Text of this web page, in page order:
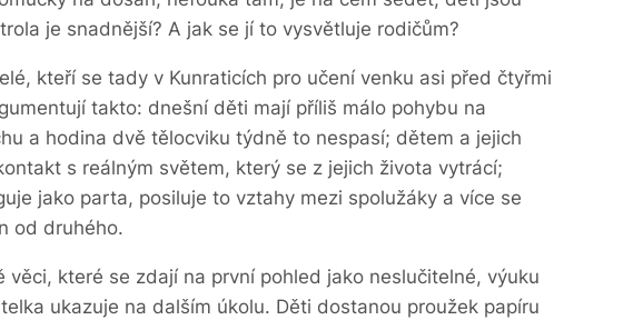
je snadnější? A jak se jí to vysvětluje rodičům?
kteří se tady v Kunraticích pro učení venku asi před čtyřmi
takto: dnešní děti mají příliš málo pohybu na
a hodina dvě tělocviku týdně to nespasí; dětem a jejich
s reálným světem, který se z jejich života vytrácí;
jako parta, posiluje to vztahy mezi spolužáky a více se
od druhého.
věci, které se zdají na první pohled jako neslučitelné, výuku
ukazuje na dalším úkolu. Děti dostanou proužek papíru